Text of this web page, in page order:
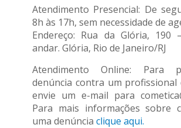
Atendimento Presencial: De
8h às 17h, sem necessidade de
Endereço: Rua da Glória, 190
andar. Glória, Rio de Janeiro/RJ
Atendimento Online: Para
denúncia contra um profissional
envie um e-mail para
Para mais informações sobre
uma denúncia clique aqui.